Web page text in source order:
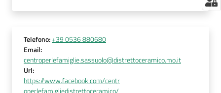
Telefono:+39 0536 880680
Email:
centroperlefamiglie.sassuolo@distrettoceramico.mo.it
Url:
https://www.facebook.com/centr